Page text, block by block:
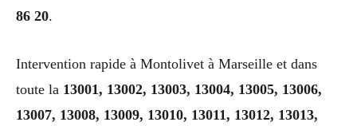
86 20.
Intervention rapide à Montolivet à Marseille et dans
toute la 13001, 13002, 13003, 13004, 13005, 13006,
13007, 13008, 13009, 13010, 13011, 13012, 13013,